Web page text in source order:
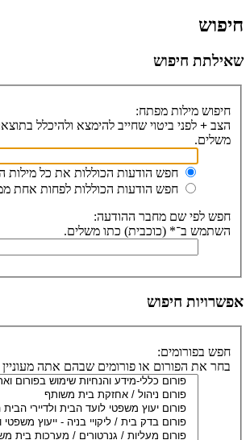
חיפוש
שאילתת חיפוש
חיפוש מילות מפתח:
הצב + לפני ביטוי שחייב להימצא ולהיכלל
משלים.
חפש הודעות הכוללות את כל
חפש הודעות הכוללות לפחות אחת
חפש לפי שם מחבר ההודעה:
השתמש ב־* (כוכבית) כתו משלים.
אפשרויות חיפוש
חפש בפורומים:
בחר את הפורום או פורומים שבהם אתה